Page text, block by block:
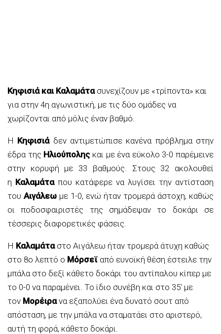
Κηφισιά και Καλαμάτασυνεχίζουν με «τρίποντα» και
για στην 4η αγωνιστική, με τις δύο ομάδες να
χωρίζονται από μόλις έναν βαθμό.
Η Κηφισιάδεν αντιμετώπισε κανένα πρόβλημα στην
έδρα της Ηλιούποληςκαι με ένα εύκολο 3-0 παρέμεινε
στην κορυφή με 33 βαθμούς. Στους 32 ακολουθεί
η Καλαμάταπου κατάφερε να λυγίσει την αντίσταση
του Αιγάλεω με 1-0, ενώ ήταν τρομερά άστοχη, καθώς
οι ποδοσφαιριστές της σημάδεψαν το δοκάρι σε
τέσσερις διαφορετικές φάσεις.
Η Καλαμάταστο Αιγάλεω ήταν τρομερά άτυχη καθώς
στο 8ο λεπτό ο Μόρσεϊ από ευνοϊκή θέση έστειλε την
μπάλα στο δεξί κάθετο δοκάρι του αντίπαλου κίπερ με
το 0-0 να παραμένει. Το ίδιο συνέβη και στο 35′ με
τον Μορέιρανα εξαπολύει ένα δυνατό σουτ από
απόσταση, με την μπάλα να σταματάει στο αριστερό,
αυτή τη φορά, κάθετο δοκάρι.